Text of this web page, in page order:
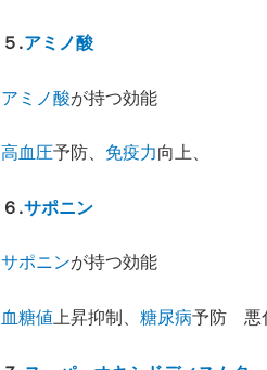
５ .アミノ酸
アミノ酸が持つ効能
高血圧予防、 免疫力向上、
６ .サポニン
サポニンが持つ効能
血糖値上昇抑制、 糖尿病予防 悪